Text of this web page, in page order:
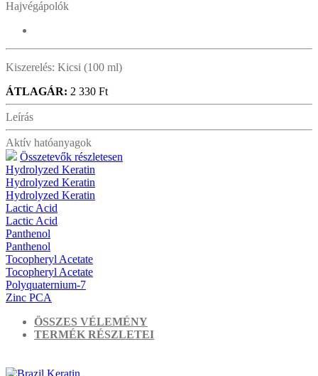
Hajvégápolók
Kiszerelés: Kicsi (100 ml)
ÁTLAGÁR: 2 330 Ft
Leírás
Aktív hatóanyagok
Összetevők részletesen
Hydrolyzed Keratin
Hydrolyzed Keratin
Hydrolyzed Keratin
Lactic Acid
Lactic Acid
Panthenol
Panthenol
Tocopheryl Acetate
Tocopheryl Acetate
Polyquaternium-7
Zinc PCA
ÖSSZES VÉLEMÉNY
TERMÉK RÉSZLETEI